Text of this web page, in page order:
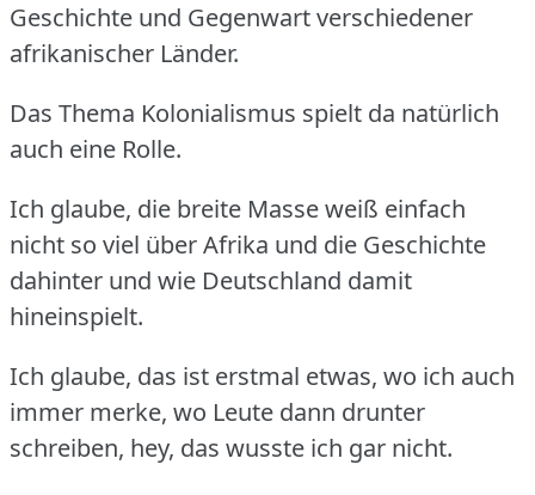
Geschichte und Gegenwart verschiedener
afrikanischer Länder.
Das Thema Kolonialismus spielt da natürlich
auch eine Rolle.
Ich glaube, die breite Masse weiß einfach
nicht so viel über Afrika und die Geschichte
dahinter und wie Deutschland damit
hineinspielt.
Ich glaube, das ist erstmal etwas, wo ich auch
immer merke, wo Leute dann drunter
schreiben, hey, das wusste ich gar nicht.